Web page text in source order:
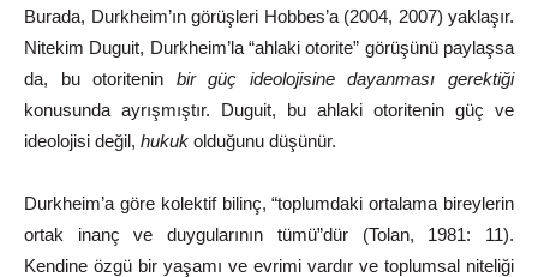
Burada, Durkheim’ın görüşleri Hobbes’a (2004, 2007) yaklaşır.
Nitekim Duguit, Durkheim’la “ahlaki otorite” görüşünü paylaşsa
da, buotoritenin bir güç ideolojisine dayanması
gerektiği
konusunda ayrışmıştır. Duguit, bu ahlaki otoritenin güç ve
ideolojisi değil, hukuk olduğunu düşünür.
Durkheim’a göre kolektif bilinç, “toplumdaki ortalama bireylerin
ortak
inanç ve duygularının tümü”dür (Tolan, 1981:
11).
Kendine özgü bir yaşamı ve evrimi vardır ve toplumsal niteliği